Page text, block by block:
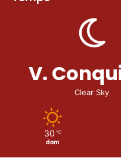
V.
Clear Sky
30 ℃
dom